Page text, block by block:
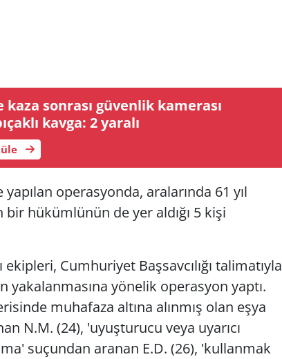
kaza sonrası güvenlik kamerası
kavga: 2 yaralı
operasyonda, aralarında 61 yıl
hükümlünün de yer aldığı 5 kişi
ekipleri, Cumhuriyet Başsavcılığı talimatıyla
yakalanmasına yönelik operasyon yaptı.
muhafaza altına alınmış olan eşya
N.M. (24), 'uyuşturucu veya uyarıcı
suçundan aranan E.D. (26), 'kullanmak